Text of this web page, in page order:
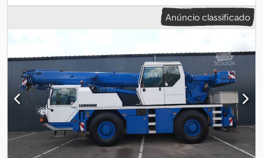
mais informações. Dodsytmm Njpfx Aafskr
Anúncio classificado